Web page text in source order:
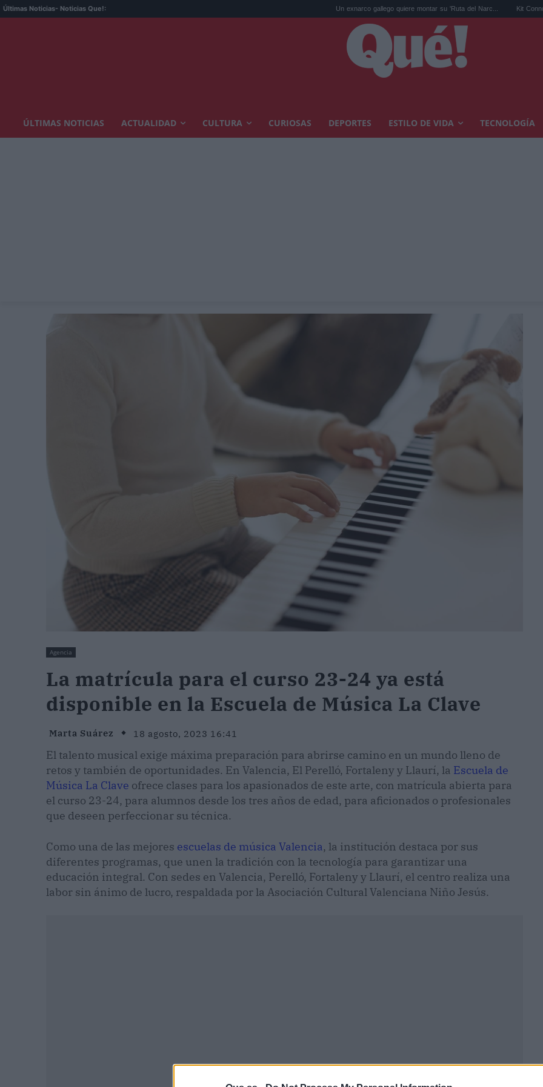
Últimas Noticias- Noticias Que!: Un exnarco gallego quiere montar su 'Ruta del Narc... Kit Connor será
ÚLTIMAS NOTICIAS ACTUALIDAD CULTURA CURIOSAS DEPORTES ESTILO DE VIDA TECNOLOGÍA
Agencia
La matrícula para el curso 23-24 ya está
disponible en la Escuela de Música La Clave
Marta Suárez 18 agosto, 2023 16:41
El talento musical exige máxima preparación para abrirse camino en un mundo lleno de
retos y también de oportunidades. En Valencia, El Perelló, Fortaleny y Llaurí, la Escuela de
Música La Clave ofrece clases para los apasionados de este arte, con matrícula abierta para
el curso 23-24, para alumnos desde los tres años de edad, para aficionados o profesionales
que deseen perfeccionar su técnica.
Como una de las mejores escuelas de música Valencia, la institución destaca por sus
diferentes programas, que unen la tradición con la tecnología para garantizar una
educación integral. Con sedes en Valencia, Perelló, Fortaleny y Llaurí, el centro realiza una
labor sin ánimo de lucro, respaldada por la Asociación Cultural Valenciana Niño Jesús.